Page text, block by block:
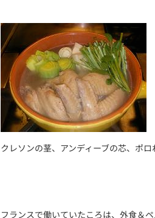
クレソンの茎、アンディーブの芯、ポ
フランスで働いていたころは、外食＆